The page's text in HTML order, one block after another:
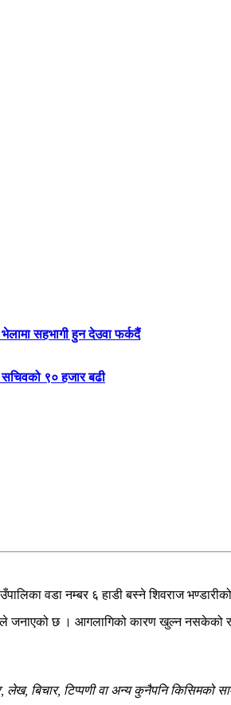
सहभागी हुन देउवा फर्कदैं
९० हजार बढी
वडा नम्बर ६ हाडी बस्ने शिवराज
जनाएको छ । आगलागिको कारण खुल्न नसकेको
बिचार, टिप्पणी वा अन्य कुनैपनि किसिमको